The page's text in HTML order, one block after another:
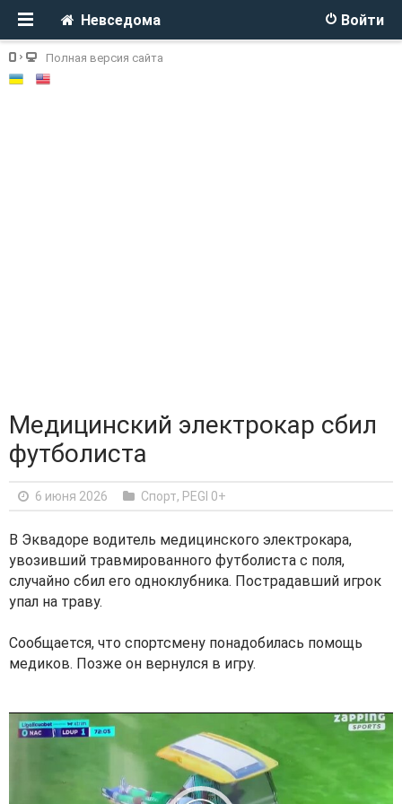
Войти
Невседома
Полная версия сайта
Медицинский электрокар сбил
футболиста
6 июня 2026 Спорт, PEGI 0+
В Эквадоре водитель медицинского электрокара,
увозивший травмированного футболиста с поля,
случайно сбил его одноклубника. Пострадавший игрок
упал на траву.
Сообщается, что спортсмену понадобилась помощь
медиков. Позже он вернулся в игру.